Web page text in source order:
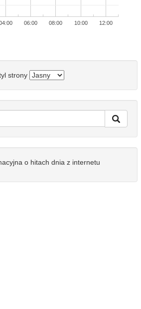
06:00 08:00 10:00 12:00
strony
o hitach dnia z internetu